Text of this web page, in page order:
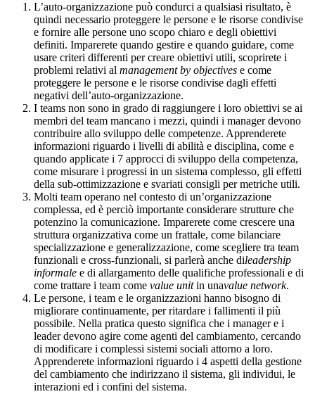
L’auto-organizzazione può condurci a qualsiasi risultato, è
quindi necessario proteggere le persone e le risorse condivise
e fornire alle persone uno scopo chiaro e degli obiettivi
definiti. Imparerete quando gestire e quando guidare, come
usare criteri differenti per creare obiettivi utili, scoprirete i
problemi relativi al management by objectives e come
proteggere le persone e le risorse condivise dagli effetti
negativi dell’auto-organizzazione.
I teams non sono in grado di raggiungere i loro obiettivi se ai
membri del team mancano i mezzi, quindi i manager devono
contribuire allo sviluppo delle competenze. Apprenderete
informazioni riguardo i livelli di abilità e disciplina, come e
quando applicate i 7 approcci di sviluppo della competenza,
come misurare i progressi in un sistema complesso, gli effetti
della sub-ottimizzazione e svariati consigli per metriche utili.
Molti team operano nel contesto di un’organizzazione
complessa, ed è perciò importante considerare strutture che
potenzino la comunicazione. Imparerete come crescere una
struttura organizzativa come un frattale, come bilanciare
specializzazione e generalizzazione, come scegliere tra team
funzionali e cross-funzionali, si parlerà anche dileadership
informale e di allargamento delle qualifiche professionali e di
come trattare i team come value unitin unavalue network.
Le persone, i team e le organizzazioni hanno bisogno di
migliorare continuamente, per ritardare i fallimenti il più
possibile. Nella pratica questo significa che i manager e i
leader devono agire come agenti del cambiamento, cercando
di modificare i complessi sistemi sociali attorno a loro.
Apprenderete informazioni riguardo i 4 aspetti della gestione
del cambiamento che indirizzano il sistema, gli individui, le
interazioni ed i confini del sistema.